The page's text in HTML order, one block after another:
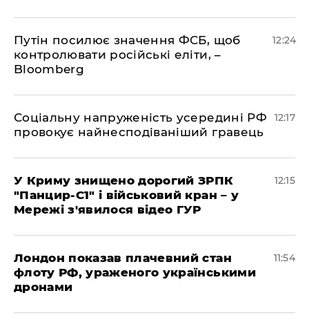
Путін посилює значення ФСБ, щоб
контролювати російські еліти, –
Bloomberg
12:24
Соціальну напруженість усередині РФ
провокує найнесподіваніший гравець
12:17
У Криму знищено дорогий ЗРПК
"Панцир-С1" і військовий кран – у
Мережі з'явилося відео ГУР
12:15
Лондон показав плачевний стан
флоту РФ, ураженого українськими
дронами
11:54